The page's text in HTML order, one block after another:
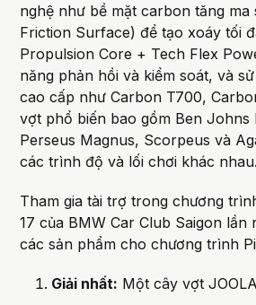
nghệ như bề mặt carbon tăng ma
Friction Surface) để tạo xoáy tối
Propulsion Core + Tech Flex
năng phản hồi và kiểm soát, và
cao cấp như Carbon T700,
vợt phổ biến bao gồm Ben Johns
Perseus Magnus, Scorpeus và
các trình độ và lối chơi khác nhau.
Tham gia tài trợ trong chương
17 của BMW Car Club Saigon lần
các sản phẩm cho chương trình
Giải nhất: Một cây vợt